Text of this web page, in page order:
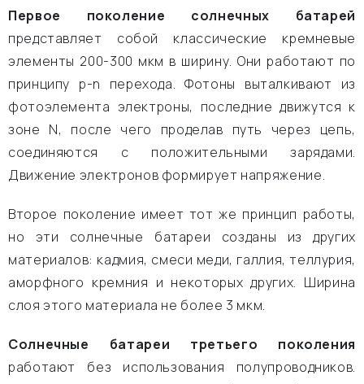
Первое поколение солнечных батарей
представляет собой классические кремневые
элементы 200-300 мкм в ширину. Они работают по
принципу p-n перехода. Фотоны выталкивают из
фотоэлемента электроны, последние движутся к
зоне N, после чего проделав путь через цепь,
соединяются с положительными зарядами.
Движение электронов формирует напряжение.
Второе поколение имеет тот же принцип работы,
но эти солнечные батареи созданы из других
материалов: кадмия, смеси меди, галлия, теллурия,
аморфного кремния и некоторых других. Ширина
слоя этого материала не более 3 мкм.
Солнечные батареи третьего поколения
работают без использования полупроводников.